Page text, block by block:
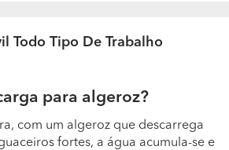
Todo Tipo De Trabalho
para algeroz?
com um algeroz que descarrega
fortes, a água acumula-se e